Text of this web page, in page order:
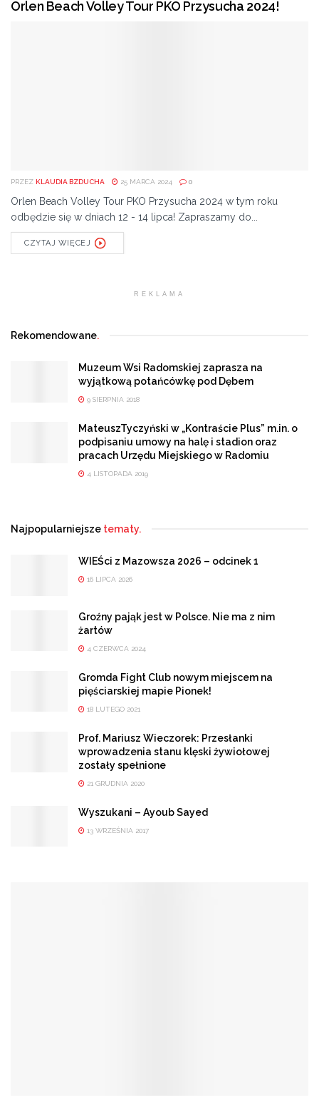
Orlen Beach Volley Tour PKO Przysucha 2024!
PRZEZ KLAUDIA BZDUCHA 25 MARCA 2024 0
Orlen Beach Volley Tour PKO Przysucha 2024 w tym roku
odbędzie się w dniach 12 - 14 lipca! Zapraszamy do...
CZYTAJ WIĘCEJ
REKLAMA
Rekomendowane.
Muzeum Wsi Radomskiej zaprasza na
wyjątkową potańcówkę pod Dębem
9 SIERPNIA 2018
MateuszTyczyński w „Kontraście Plus” m.in. o
podpisaniu umowy na halę i stadion oraz
pracach Urzędu Miejskiego w Radomiu
4 LISTOPADA 2019
Najpopularniejsze tematy.
WIEŚci z Mazowsza 2026 – odcinek 1
16 LIPCA 2026
Groźny pająk jest w Polsce. Nie ma z nim
żartów
4 CZERWCA 2024
Gromda Fight Club nowym miejscem na
pięściarskiej mapie Pionek!
18 LUTEGO 2021
Prof. Mariusz Wieczorek: Przesłanki
wprowadzenia stanu klęski żywiołowej
zostały spełnione
21 GRUDNIA 2020
Wyszukani – Ayoub Sayed
13 WRZEŚNIA 2017